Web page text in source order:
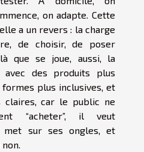
on adapte. Cette
a un revers : la charge
de choisir, de poser
que se joue, aussi, la
avec des produits plus
plus inclusives, et
claires, car le public ne
“acheter”, il veut
met sur ses ongles, et